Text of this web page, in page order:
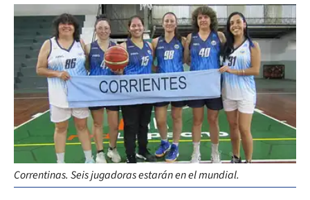
Correntinas. Seis jugadoras estarán en el mundial.